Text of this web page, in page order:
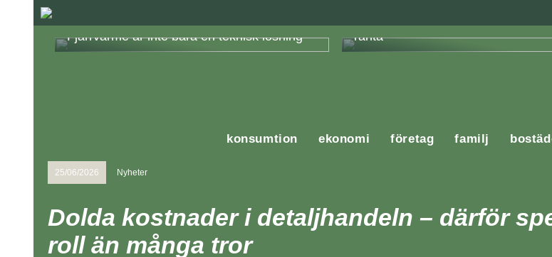
Fjärrvärme är inte bara en teknisk lösning
En komplett guide för att få lån
ränta
konsumtion ekonomi företag familj
25/06/2026 Nyheter
Dolda kostnader i detaljhandeln – därför
roll än många tror